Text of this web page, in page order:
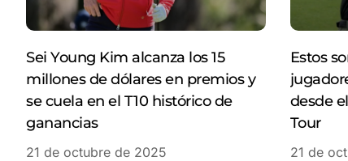
Sei Young Kim alcanza los 15
millones de dólares en premios y
se cuela en el T10 histórico de
ganancias
21 de octubre de 2025
Estos
desde
Tour
21 de